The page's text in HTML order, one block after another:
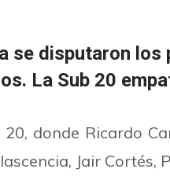
se disputaron
La Sub 20
donde Ricardo
Jair Cortés,